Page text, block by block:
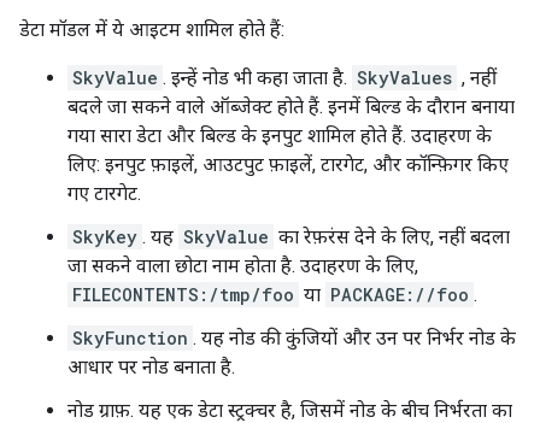
डेटा मॉडल में ये आइटम शामिल होते हैं:
SkyValue . इन्हें नोड भी कहा जाता है. SkyValues , नहीं
बदले जा सकने वाले ऑब्जेक्ट होते हैं. इनमें बिल्ड के दौरान बनाया
गया सारा डेटा और बिल्ड के इनपुट शामिल होते हैं. उदाहरण के
लिए: इनपुट फ़ाइलें, आउटपुट फ़ाइलें, टारगेट, और कॉन्फ़िगर किए
गए टारगेट.
SkyKey . यह SkyValue का रेफ़रंस देने के लिए, नहीं बदला
जा सकने वाला छोटा नाम होता है. उदाहरण के लिए,
FILECONTENTS:/tmp/foo या PACKAGE://foo .
SkyFunction . यह नोड की कुंजियों और उन पर निर्भर नोड के
आधार पर नोड बनाता है.
नोड ग्राफ़. यह एक डेटा स्ट्रक्चर है, जिसमें नोड के बीच निर्भरता का